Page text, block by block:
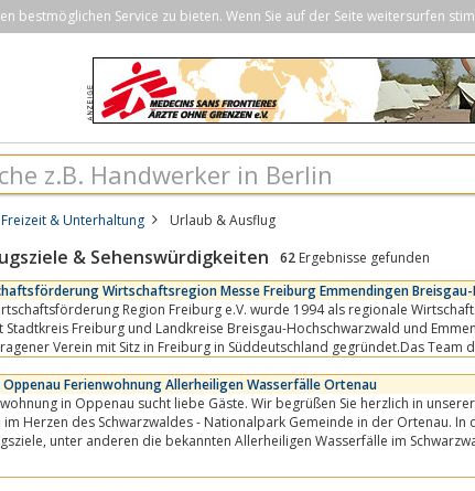
bestmöglichen Service zu bieten. Wenn Sie auf der Seite weitersurfen
Freizeit & Unterhaltung Urlaub & Ausflug
& Sehenswürdigkeiten 62 Ergebnisse gefunden
Wirtschaftsregion Messe Freiburg Emmendingen
Region Freiburg e.V. wurde 1994 als regionale
Stadtkreis Freiburg und Landkreise Breisgau-Hochschwarzwald und
Verein mit Sitz in Freiburg in Süddeutschland gegründet.Das Team
Oppenau Ferienwohnung Allerheiligen Wasserfälle Ortenau
in Oppenau sucht liebe Gäste. Wir begrüßen Sie herzlich in unserer alten, ehrwürdigen Villa-
Herzen des Schwarzwaldes - Nationalpark Gemeinde in der Ortenau. In der Nähe befinden sich beliebte
Ausflugsziele, unter anderen die bekannten Allerheiligen Wasserfälle im